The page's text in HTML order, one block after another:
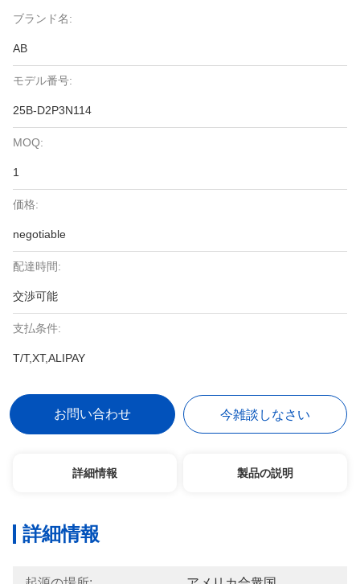
ブランド名:
AB
モデル番号:
25B-D2P3N114
MOQ:
1
価格:
negotiable
配達時間:
交渉可能
支払条件:
T/T,XT,ALIPAY
お問い合わせ 今雑談しなさい
詳細情報 製品の説明
詳細情報